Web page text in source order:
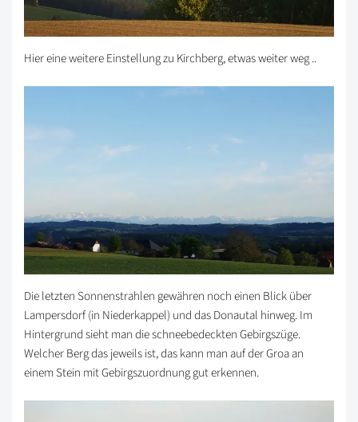
Hier eine weitere Einstellung zu Kirchberg, etwas weiter weg ..
Die letzten Sonnenstrahlen gewähren noch einen Blick über
Lampersdorf (in Niederkappel) und das Donautal hinweg. Im
Hintergrund sieht man die schneebedeckten Gebirgszüge.
Welcher Berg das jeweils ist, das kann man auf der Groa an
einem Stein mit Gebirgszuordnung gut erkennen.